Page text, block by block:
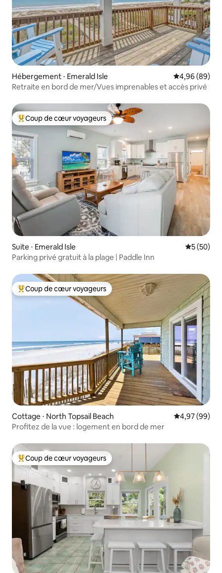
Hébergement ⋅ Emerald Isle Évaluation
4,96 (89)
Retraite en bord de mer/Vues imprenables et accès privé
Coups de cœur voyageurs les plus appréciés
Coup de cœur voyageurs
Suite ⋅ Emerald Isle
5 (50)
Parking privé gratuit à la plage | Paddle Inn
Coups de cœur voyageurs les plus appréciés
Coup de cœur voyageurs
Cottage ⋅ North Topsail Beach Évaluation
4,97 (99)
Profitez de la vue : logement en bord de mer
Coups de cœur voyageurs les plus appréciés
Coup de cœur voyageurs